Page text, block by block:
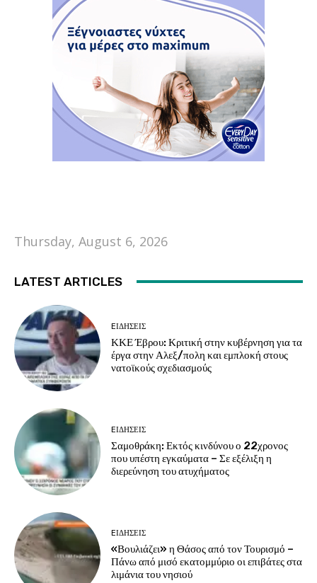
Thursday, August 6, 2026
LATEST ARTICLES
EΙΔΗΣΕΙΣ
ΚΚΕ Έβρου: Κριτική στην κυβέρνηση για τα
έργα στην Αλεξ/πολη και εμπλοκή στους
νατοϊκούς σχεδιασμούς
EΙΔΗΣΕΙΣ
Σαμοθράκη: Εκτός κινδύνου ο 22χρονος
που υπέστη εγκαύματα – Σε εξέλιξη η
διερεύνηση του ατυχήματος
EΙΔΗΣΕΙΣ
«Βουλιάζει» η Θάσος από τον Τουρισμό –
Πάνω από μισό εκατομμύριο οι επιβάτες στα
λιμάνια του νησιού